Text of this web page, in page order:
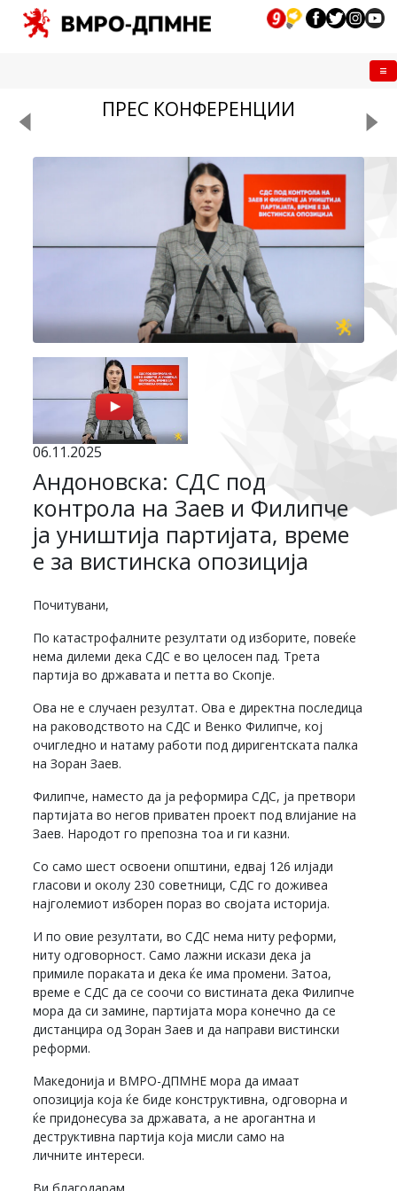
ПРЕС КОНФЕРЕНЦИИ
06.11.2025
Андоновска: СДС под
контрола на Заев и Филипче
ја уништија партијата, време
е за вистинска опозиција
Почитувани,
По катастрофалните резултати од изборите, повеќе
нема дилеми дека СДС е во целосен пад. Трета
партија во државата и петта во Скопје.
Ова не е случаен резултат. Ова е директна последица
на раководството на СДС и Венко Филипче, кој
очигледно и натаму работи под диригентската палка
на Зоран Заев.
Филипче, наместо да ја реформира СДС, ја претвори
партијата во негов приватен проект под влијание на
Заев. Народот го препозна тоа и ги казни.
Со само шест освоени општини, едвај 126 илјади
гласови и околу 230 советници, СДС го доживеа
најголемиот изборен пораз во својата историја.
И по овие резултати, во СДС нема ниту реформи,
ниту одговорност. Само лажни искази дека ја
примиле пораката и дека ќе има промени. Затоа,
време е СДС да се соочи со вистината дека Филипче
мора да си замине, партијата мора конечно да се
дистанцира од Зоран Заев и да направи вистински
реформи.
Македонија и ВМРО-ДПМНЕ мора да имаат
опозиција која ќе биде конструктивна, одговорна и
ќе придонесува за државата, а не арогантна и
деструктивна партија која мисли само на
личните интереси.